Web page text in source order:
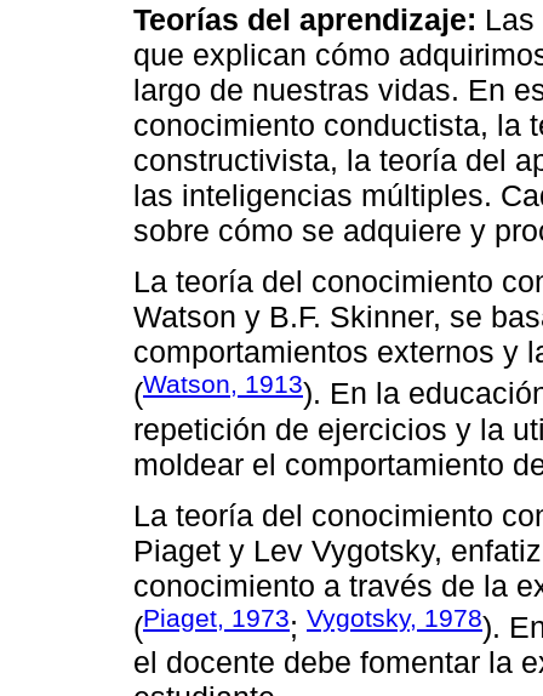
Teorías del aprendizaje:
que explican cómo
largo de nuestras vidas. En
conocimiento conductista, la
constructivista, la teoría del
las inteligencias múltiples.
sobre cómo se adquiere y
La teoría del conocimiento
Watson y B.F. Skinner, se
comportamientos externos y
(Watson, 1913). En la
repetición de ejercicios y la
moldear el comportamiento
La teoría del conocimiento
Piaget y Lev Vygotsky,
conocimiento a través de la
(Piaget, 1973; Vygotsky, 1978).
el docente debe fomentar la